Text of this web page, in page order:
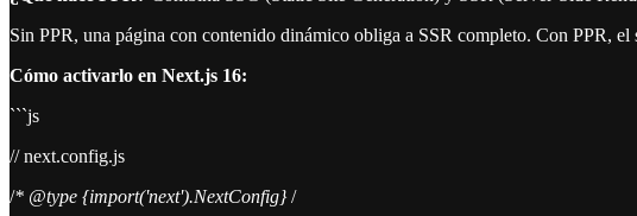
Sin PPR, una página con contenido dinámico obliga a SSR completo. Con PPR,
Cómo activarlo en Next.js 16:
```js
// next.config.js
/* @type {import('next').NextConfig}/